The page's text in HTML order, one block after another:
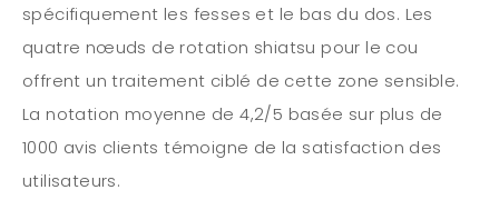
spécifiquement les fesses et le bas du dos. Les
quatre nœuds de rotation shiatsu pour le cou
offrent un traitement ciblé de cette zone sensible.
La notation moyenne de 4,2/5 basée sur plus de
1000 avis clients témoigne de la satisfaction des
utilisateurs.